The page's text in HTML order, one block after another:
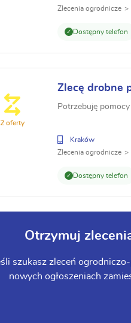
Zlecenia ogrodnicze
Dostępny telefon
Zlecę drobne
Potrzebuję
Kraków
Zlecenia ogrodnicze
Dostępny telefon
2 oferty
Otrzymuj
szukasz zleceń
nowych ogłoszeniach